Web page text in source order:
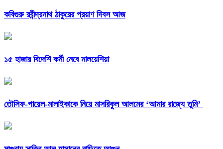
কবিগুরু রবীন্দ্রনাথ ঠাকুরের প্রয়াণ দিবস আজ
১৫ হাজার বিদেশি কর্মী নেবে মালয়েশিয়া
তৌসিফ-পায়েল-মালাইকাকে নিয়ে মাসরিকুল আলমের ‘আমার রাজ্যে তুমি’